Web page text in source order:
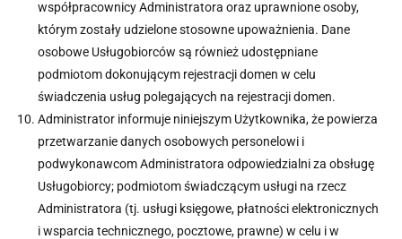
współpracownicy Administratora oraz uprawnione osoby,
którym zostały udzielone stosowne upoważnienia. Dane
osobowe Usługobiorców są również udostępniane
podmiotom dokonującym rejestracji domen w celu
świadczenia usług polegających na rejestracji domen.
Administrator informuje niniejszym Użytkownika, że powierza
przetwarzanie danych osobowych personelowi i
podwykonawcom Administratora odpowiedzialni za obsługę
Usługobiorcy; podmiotom świadczącym usługi na rzecz
Administratora (tj. usługi księgowe, płatności elektronicznych
i wsparcia technicznego, pocztowe, prawne) w celu i w